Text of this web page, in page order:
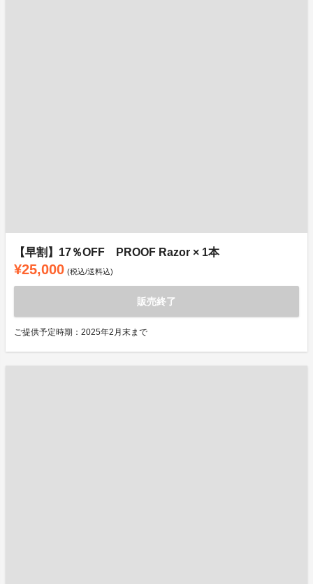
【早割】17％OFF PROOF Razor × 1本
¥25,000 (税込/送料込)
販売終了
ご提供予定時期：2025年2月末まで